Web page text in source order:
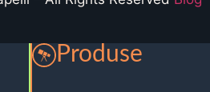
Produse